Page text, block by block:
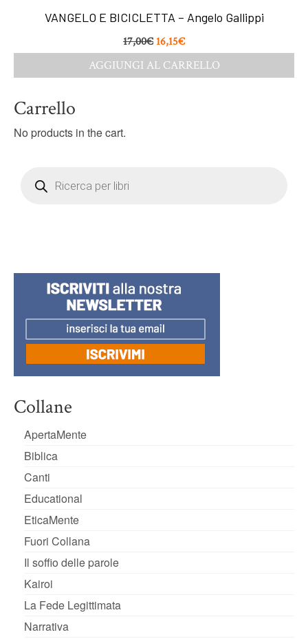
VANGELO E BICICLETTA – Angelo Gallippi
17,00€ 16,15€
AGGIUNGI AL CARRELLO
Carrello
No products in the cart.
search
Collane
ApertaMente
Biblica
Canti
Educational
EticaMente
Fuori Collana
Il soffio delle parole
Kairoi
La Fede Legittimata
Narrativa